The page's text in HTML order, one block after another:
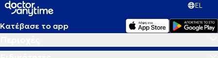
EL
Κατέβασε το app